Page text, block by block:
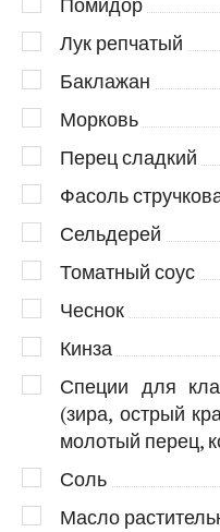
Лук репчатый
Баклажан
Морковь
Перец сладкий
Фасоль
Сельдерей
Томатный соус
Чеснок
Кинза
Специи для
(зира, острый
молотый перец,
Соль
Масло